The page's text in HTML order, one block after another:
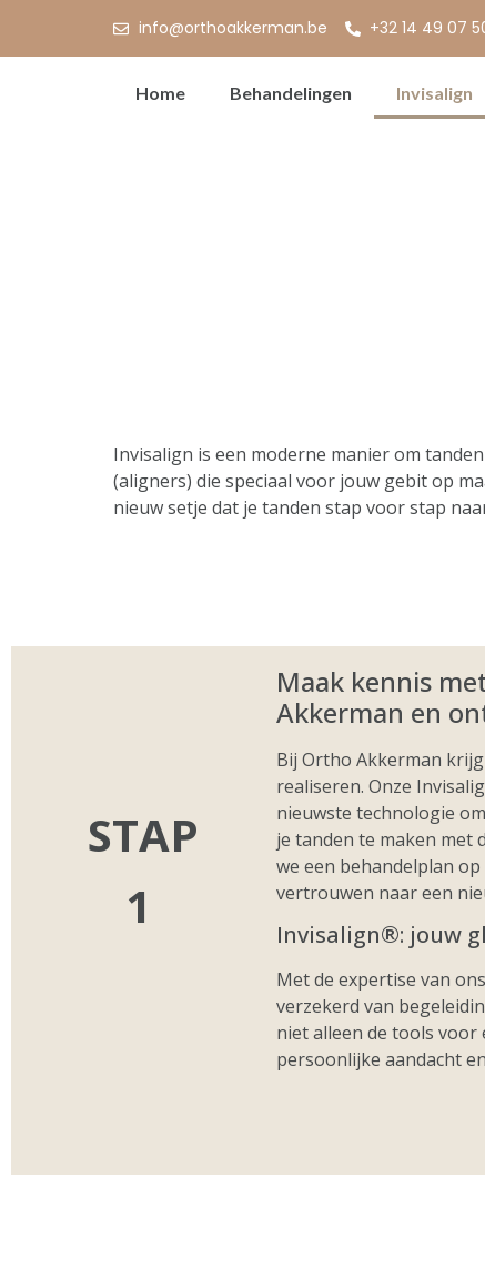
info@orthoakkerman.be +32 14 49 07
Home Behandelingen Invisalign
Invisalign is een moderne manier om
(aligners) die speciaal voor jouw gebit op
nieuw setje dat je tanden stap voor stap
STAP
1
Maak kennis
Akkerman en
Bij Ortho Akkerman
realiseren. Onze
nieuwste technologie
je tanden te maken met
we een behandelplan
vertrouwen naar een
Invisalign®: jouw
Met de expertise van
verzekerd van
niet alleen de tools voor
persoonlijke aandacht